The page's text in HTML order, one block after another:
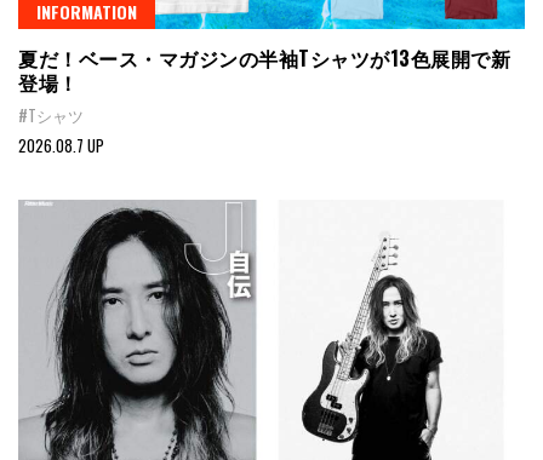
INFORMATION
夏だ！ベース・マガジンの半袖Tシャツが13色展開で新
登場！
#Tシャツ
2026.08.7 UP